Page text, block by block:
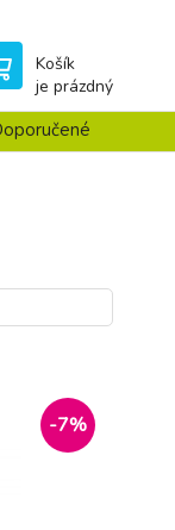
Košík
je prázdný
-7%